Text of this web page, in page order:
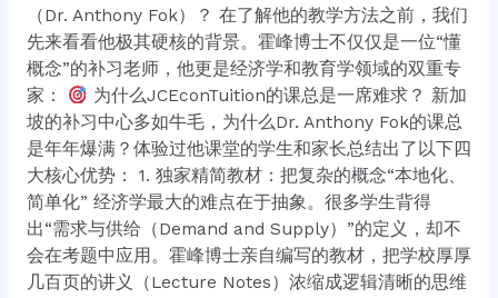
（Dr. Anthony Fok）？ 在了解他的教学方法之前，我们
先来看看他极其硬核的背景。霍峰博士不仅仅是一位“懂
概念”的补习老师，他更是经济学和教育学领域的双重专
家：
为什么JCEconTuition的课总是一席难求？ 新加
坡的补习中心多如牛毛，为什么Dr. Anthony Fok的课总
是年年爆满？体验过他课堂的学生和家长总结出了以下四
大核心优势： 1. 独家精简教材：把复杂的概念“本地化、
简单化” 经济学最大的难点在于抽象。很多学生背得
出“需求与供给（Demand and Supply）”的定义，却不
会在考题中应用。霍峰博士亲自编写的教材，把学校厚厚
几百页的讲义（Lecture Notes）浓缩成逻辑清晰的思维